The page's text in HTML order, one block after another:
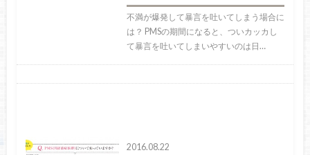
不満が爆発して暴言を吐いてしまう場合に
は？ PMSの期間になると、ついカッカし
て暴言を吐いてしまいやすいのは日…
2016.08.22